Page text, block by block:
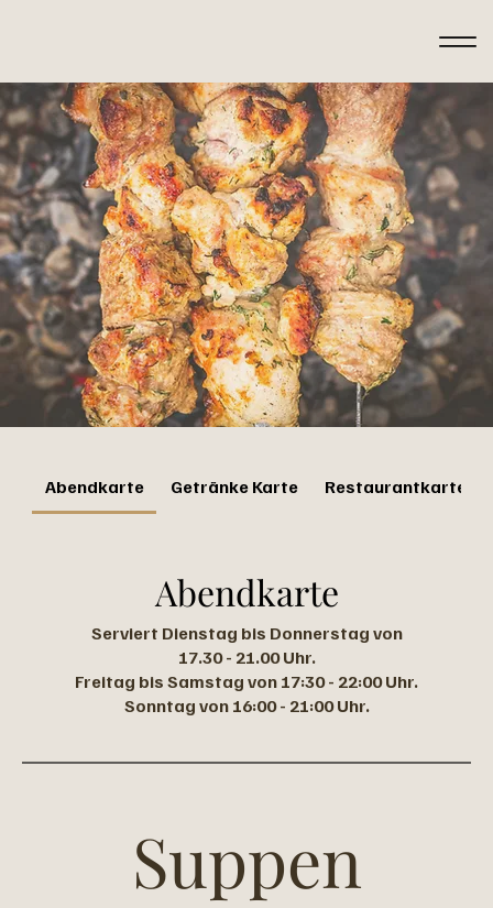
Abendkarte Getränke Karte Restaurantkarte
Abendkarte
Serviert Dienstag bis Donnerstag von
17.30 - 21.00 Uhr.
Freitag bis Samstag von 17:30 - 22:00 Uhr.
Sonntag von 16:00 - 21:00 Uhr.
Suppen